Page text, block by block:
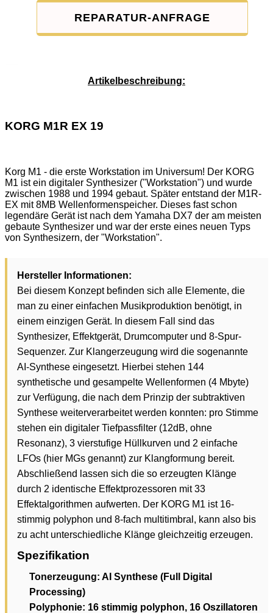
REPARATUR-ANFRAGE
Artikelbeschreibung:
KORG M1R EX 19
Korg M1 - die erste Workstation im Universum! Der KORG
M1 ist ein digitaler Synthesizer ("Workstation") und wurde
zwischen 1988 und 1994 gebaut. Später entstand der M1R-
EX mit 8MB Wellenformenspeicher. Dieses fast schon
legendäre Gerät ist nach dem Yamaha DX7 der am meisten
gebaute Synthesizer und war der erste eines neuen Typs
von Synthesizern, der "Workstation".
Hersteller Informationen:
Bei diesem Konzept befinden sich alle Elemente, die
man zu einer einfachen Musikproduktion benötigt, in
einem einzigen Gerät. In diesem Fall sind das
Synthesizer, Effektgerät, Drumcomputer und 8-Spur-
Sequenzer. Zur Klangerzeugung wird die sogenannte
AI-Synthese eingesetzt. Hierbei stehen 144
synthetische und gesampelte Wellenformen (4 Mbyte)
zur Verfügung, die nach dem Prinzip der subtraktiven
Synthese weiterverarbeitet werden konnten: pro Stimme
stehen ein digitaler Tiefpassfilter (12dB, ohne
Resonanz), 3 vierstufige Hüllkurven und 2 einfache
LFOs (hier MGs genannt) zur Klangformung bereit.
Abschließend lassen sich die so erzeugten Klänge
durch 2 identische Effektprozessoren mit 33
Effektalgorithmen aufwerten. Der KORG M1 ist 16-
stimmig polyphon und 8-fach multitimbral, kann also bis
zu acht unterschiedliche Klänge gleichzeitig erzeugen.
Spezifikation
Tonerzeugung: AI Synthese (Full Digital
Processing)
Polyphonie: 16 stimmig polyphon, 16 Oszillatoren